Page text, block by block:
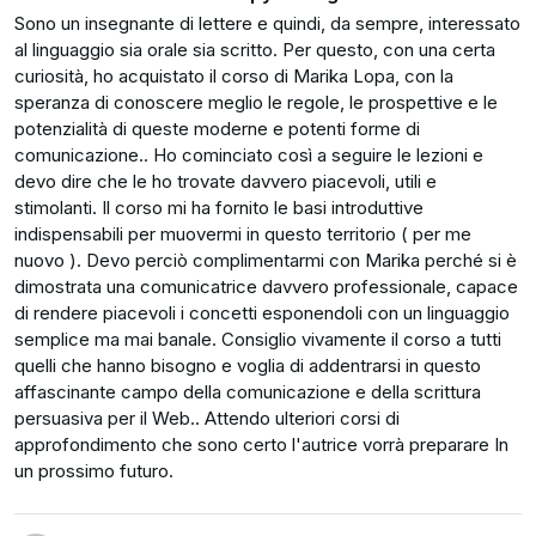
hai un ruolo di diretta responsabilità sul tuo business.
Forse ti sei reso conto che una buona strategia di
marketing necessita di una cosa molto importante: i
testi.
Ma non sai come fare per scriverne di efficaci.
Da dove bisognerebbe partire e secondo quali criteri?
Imparando le basi essenziali del Copywriting e basando
la tua strategia marketing anche sul potere delle parole,
sarai in grado di:
valorizzare la tua unicità differenziandoti dai
competitors (e ti spiegherò perché in questo modo
riuscirai addirittura a NON AVERE competitors,
rendendo il tuo Business ancora più ETICO e
Il suo più grande amore è la scrittura, ecco perché
si prende cura nello specifico del settore
“Copywriting”. Ha lavorato e lavora tuttora a
diversi progetti con lo scrittore Giuseppe De Renzi
(Una voce dal Passato – Leone Editore).
Con lui è coautrice del “Laboratorio di scrittura
creativa Associazione SCRI.VI.MI. “ e di una
sceneggiatura teatrale diventata ora
cortometraggio.
La puoi raggiungere sul sitowww.marikalopa.it
Sono un insegnante di lettere e quindi, da sempre, interessato
al linguaggio sia orale sia scritto. Per questo, con una certa
curiosità, ho acquistato il corso di Marika Lopa, con la
speranza di conoscere meglio le regole, le prospettive e le
potenzialità di queste moderne e potenti forme di
comunicazione.. Ho cominciato così a seguire le lezioni e
devo dire che le ho trovate davvero piacevoli, utili e
stimolanti. Il corso mi ha fornito le basi introduttive
indispensabili per muovermi in questo territorio ( per me
nuovo ). Devo perciò complimentarmi con Marika perché si è
dimostrata una comunicatrice davvero professionale, capace
di rendere piacevoli i concetti esponendoli con un linguaggio
semplice ma mai banale. Consiglio vivamente il corso a tutti
quelli che hanno bisogno e voglia di addentrarsi in questo
affascinante campo della comunicazione e della scrittura
persuasiva per il Web.. Attendo ulteriori corsi di
approfondimento che sono certo l'autrice vorrà preparare In
un prossimo futuro.